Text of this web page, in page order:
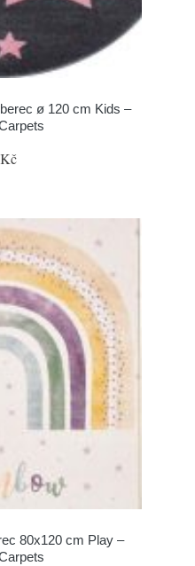
ø 120 cm Kids –
80x120 cm Play –